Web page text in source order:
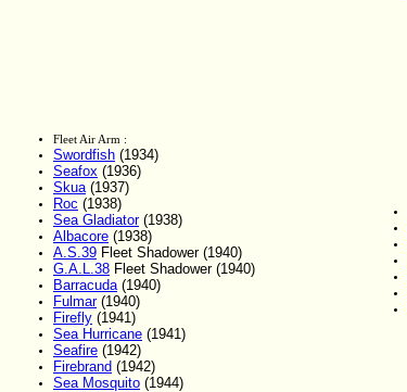
Fleet Air Arm :
Swordfish (1934)
Seafox (1936)
Skua (1937)
Roc (1938)
Sea Gladiator(1938)
Albacore (1938)
A.S.39 Fleet Shadower (1940)
G.A.L.38 Fleet Shadower (1940)
Barracuda (1940)
Fulmar(1940)
Firefly (1941)
Sea Hurricane (1941)
Seafire (1942)
Firebrand (1942)
Sea Mosquito (1944)